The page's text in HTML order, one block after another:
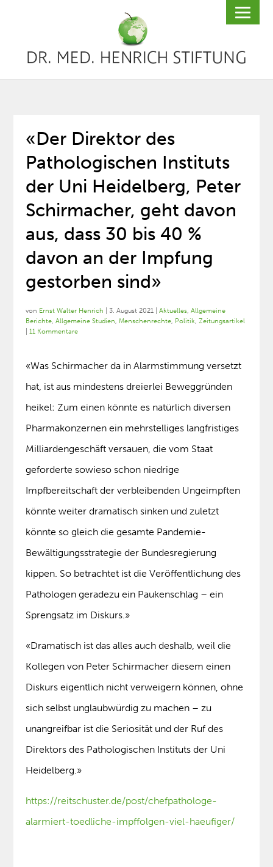
«Der Direktor des
Pathologischen Instituts
der Uni Heidelberg, Peter
Schirmacher, geht davon
aus, dass 30 bis 40 %
davon an der Impfung
gestorben sind»
von Ernst Walter Henrich |3. August 2021 |Aktuelles,Allgemeine
Berichte,Allgemeine Studien, Menschenrechte, Politik,Zeitungsartikel
|11 Kommentare
«Was Schirmacher da in Alarmstimmung versetzt
hat, ist aus mindestens dreierlei Beweggründen
heikel: Zum einen könnte es natürlich diversen
Pharmakonzernen ein mehrstelliges langfristiges
Milliardengeschäft versauen, die vom Staat
geforderte sowieso schon niedrige
Impfbereitschaft der verbleibenden Ungeimpften
könnte weiter dramatisch sinken und zuletzt
könnte so gleich die gesamte Pandemie-
Bewältigungsstrategie der Bundesregierung
kippen. So betrachtet ist die Veröffentlichung des
Pathologen geradezu ein Paukenschlag – ein
Sprengsatz im Diskurs.»
«Dramatisch ist das alles auch deshalb, weil die
Kollegen von Peter Schirmacher diesem einen
Diskurs eigentlich nicht verweigern können, ohne
sich selbst unglaubwürdig zu machen – zu
unangreifbar ist die Seriosität und der Ruf des
Direktors des Pathologischen Instituts der Uni
Heidelberg.»
https://reitschuster.de/post/chefpathologe-
alarmiert-toedliche-impffolgen-viel-haeufiger/